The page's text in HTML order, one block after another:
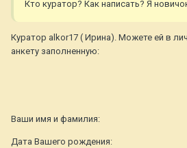
Кто куратор? Как написать? Я
Куратор alkor17 ( Ирина). Можете ей в
анкету заполненную:
Ваши имя и фамилия:
Дата Вашего рождения: